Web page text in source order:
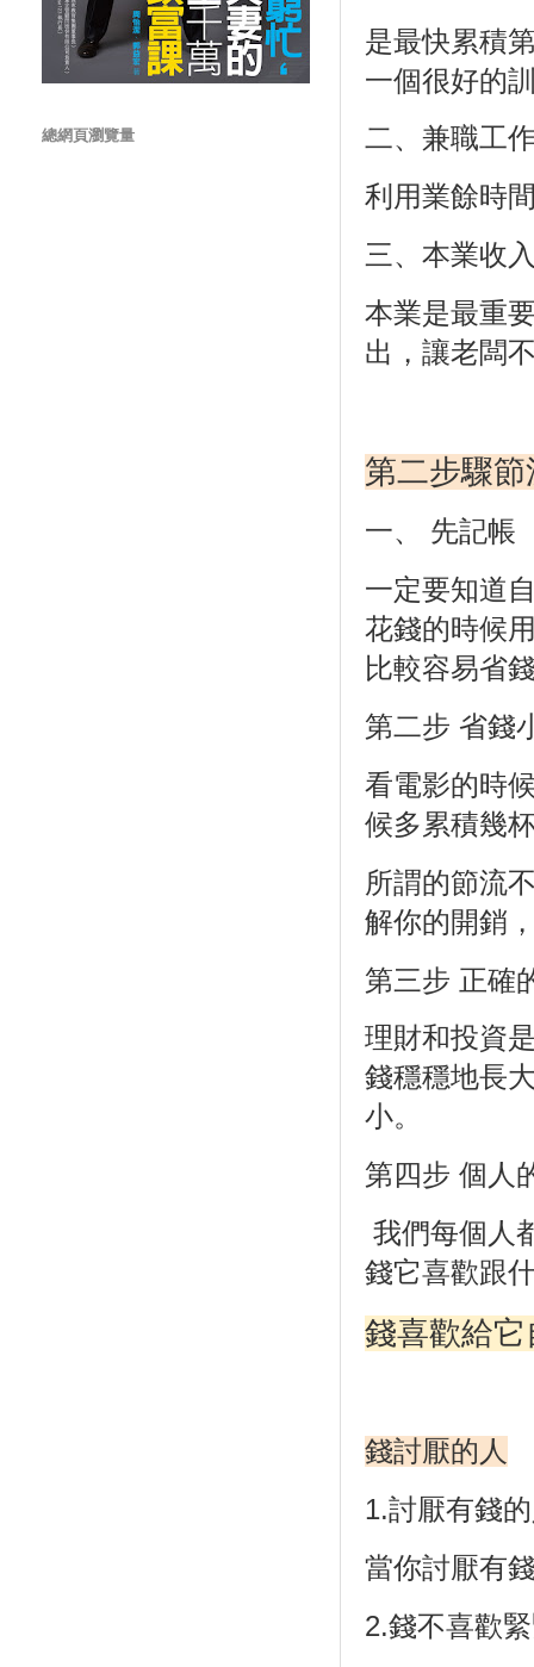
是最快累積
一個很好的
二、兼職工
利用業餘時
三、本業收
本業是最重
出，讓老闆
第二步驟節
一、 先記帳
一定要知道
花錢的時候
比較容易省
第二步 省錢
看電影的時
候多累積幾
所謂的節流
解你的開銷
第三步 正確
理財和投資
錢穩穩地長
小。
第四步 個人
我們每個人
錢它喜歡跟
錢喜歡給
錢討厭的人
1.討厭有錢
當你討厭有
2.錢不喜歡
總網頁瀏覽量